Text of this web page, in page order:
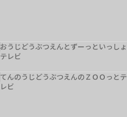
おうじどうぶつえんとずーっといっしょ
テレビ
てんのうじどうぶつえんのＺＯＯっとテ
レビ